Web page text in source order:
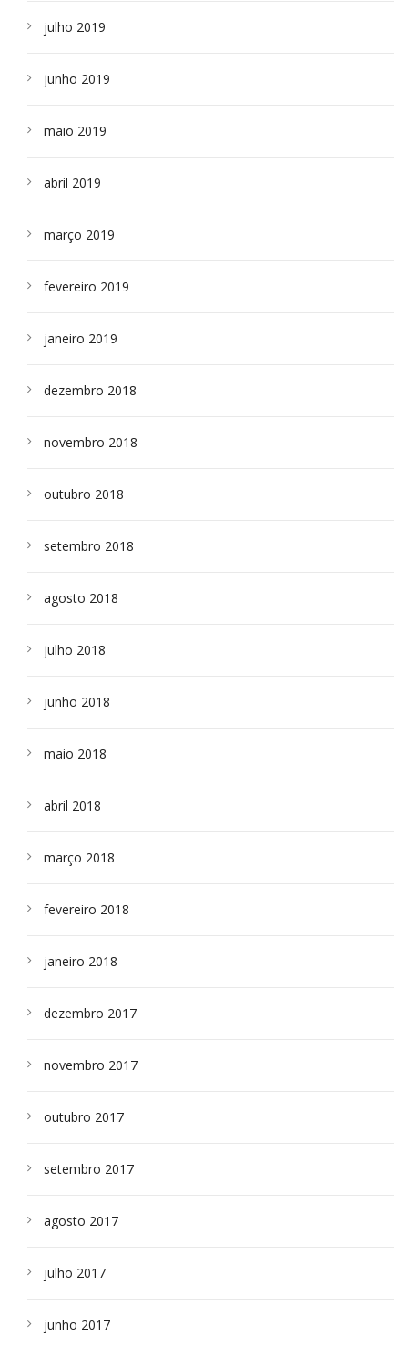
julho 2019
junho 2019
maio 2019
abril 2019
março 2019
fevereiro 2019
janeiro 2019
dezembro 2018
novembro 2018
outubro 2018
setembro 2018
agosto 2018
julho 2018
junho 2018
maio 2018
abril 2018
março 2018
fevereiro 2018
janeiro 2018
dezembro 2017
novembro 2017
outubro 2017
setembro 2017
agosto 2017
julho 2017
junho 2017